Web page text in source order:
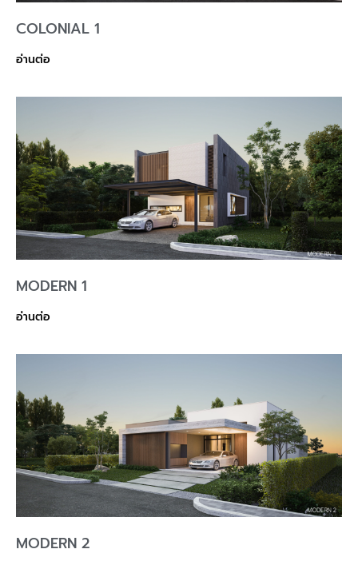
COLONIAL 1
อ่านต่อ
MODERN 1
อ่านต่อ
MODERN 2